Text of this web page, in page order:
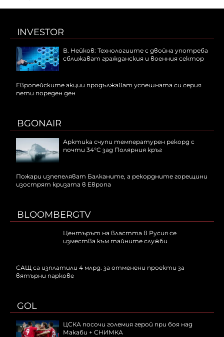
INVESTOR
В. Нейков: Технологиите с двойна употреба
сближават гражданския и военния сектор
Европейските акции продължават успешната си серия
пети пореден ден
BGONAIR
Арктика счупи температурен рекорд с
почти 34°C зад Полярния кръг
Пожари изпепеляват Балканите, а рекордните горещини
изострят кризата в Европа
BLOOMBERGTV
Центърът на властта в Русия се
измества към тайните служби
САЩ са изплатили 4 млрд. за отменени проекти за
вятърни паркове
GOL
ЦСКА посочи големия герой при боя над
Макаби + СНИМКА